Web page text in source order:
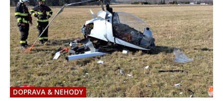
DOPRAVA & NEHODY